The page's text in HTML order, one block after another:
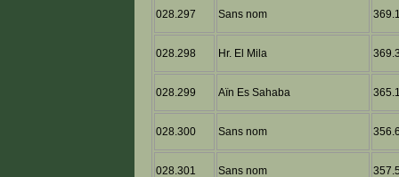
028.297 Sans nom
028.298 Hr. El Mila
028.299 Aïn Es Sahaba
028.300 Sans nom
028.301 Sans nom